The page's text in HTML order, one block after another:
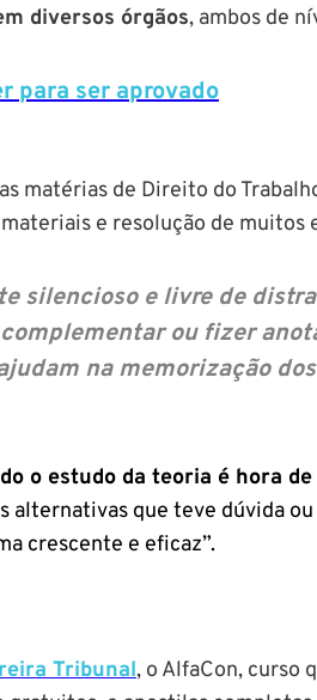
diversos órgãos, ambos de
para ser aprovado
matérias de Direito do
e resolução de muitos
silencioso e livre de
ou fizer
na memorização
o estudo da teoria é hora
alternativas que teve dúvida
crescente e eficaz”.
Tribunal, o AlfaCon, curso